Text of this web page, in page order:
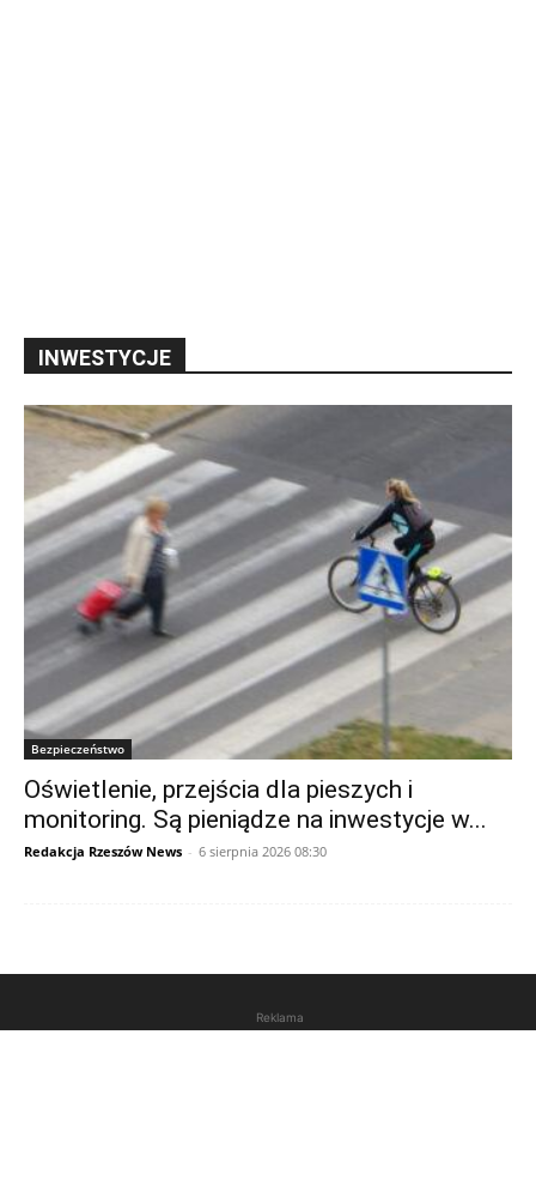
INWESTYCJE
Bezpieczeństwo
Oświetlenie, przejścia dla pieszych i
monitoring. Są pieniądze na inwestycje w...
Redakcja Rzeszów News - 6 sierpnia 2026 08:30
Reklama